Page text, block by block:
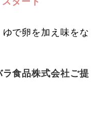
で卵を加え味をな
食品株式会社ご提